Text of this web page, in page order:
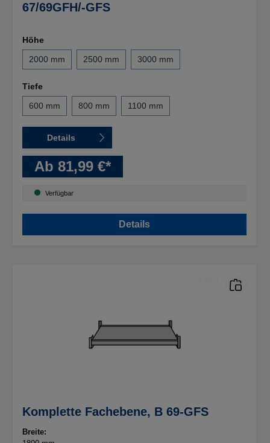
67/69GFH/-GFS
Höhe
2000 mm
2500 mm 3000 mm
Tiefe
600 mm
800 mm 1100 mm
Details
Ab 81,99 €*
Verfügbar
Details
Komplette Fachebene, B 69-GFS
Breite: